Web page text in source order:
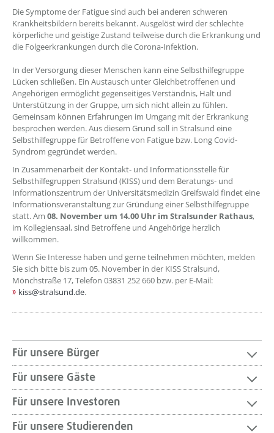
Die Symptome der Fatigue sind auch bei anderen schweren
Krankheitsbildern bereits bekannt. Ausgelöst wird der schlechte
körperliche und geistige Zustand teilweise durch die Erkrankung und
die Folgeerkrankungen durch die Corona-Infektion.
In der Versorgung dieser Menschen kann eine Selbsthilfegruppe
Lücken schließen. Ein Austausch unter Gleichbetroffenen und
Angehörigen ermöglicht gegenseitiges Verständnis, Halt und
Unterstützung in der Gruppe, um sich nicht allein zu fühlen.
Gemeinsam können Erfahrungen im Umgang mit der Erkrankung
besprochen werden. Aus diesem Grund soll in Stralsund eine
Selbsthilfegruppe für Betroffene von Fatigue bzw. Long Covid-
Syndrom gegründet werden.
In Zusammenarbeit der Kontakt- und Informationsstelle für
Selbsthilfegruppen Stralsund (KISS) und dem Beratungs- und
Informationszentrum der Universitätsmedizin Greifswald findet eine
Informationsveranstaltung zur Gründung einer Selbsthilfegruppe
statt. Am 08. November um 14.00 Uhr im Stralsunder Rathaus,
im Kollegiensaal, sind Betroffene und Angehörige herzlich
willkommen.
Wenn Sie Interesse haben und gerne teilnehmen möchten, melden
Sie sich bitte bis zum 05. November in der KISS Stralsund,
Mönchstraße 17, Telefon 03831 252 660 bzw. per E-Mail:
kiss@stralsund.de.
Für unsere Bürger
Für unsere Gäste
Für unsere Investoren
Für unsere Studierenden